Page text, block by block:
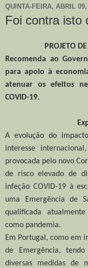
QUINTA-FEIRA, ABRIL
Foi contra isto
PROJETO
Recomenda ao
para apoio à
atenuar os efeitos
COVID-19.
A evolução do
interesse
provocada pelo novo
de risco elevado de
infeção COVID-19 à
uma Emergência de
qualificada
como pandemia.
Em Portugal, como em
de Emergência,
diversas medidas de